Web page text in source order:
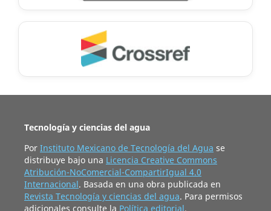
Tecnología y ciencias del agua
Por Instituto Mexicano de Tecnología del Agua se
distribuye bajo una Licencia Creative Commons
Atribución-NoComercial-CompartirIgual 4.0
Internacional. Basada en una obra publicada en
Revista Tecnología y ciencias del agua. Para permisos
adicionales consulte la Política editorial.